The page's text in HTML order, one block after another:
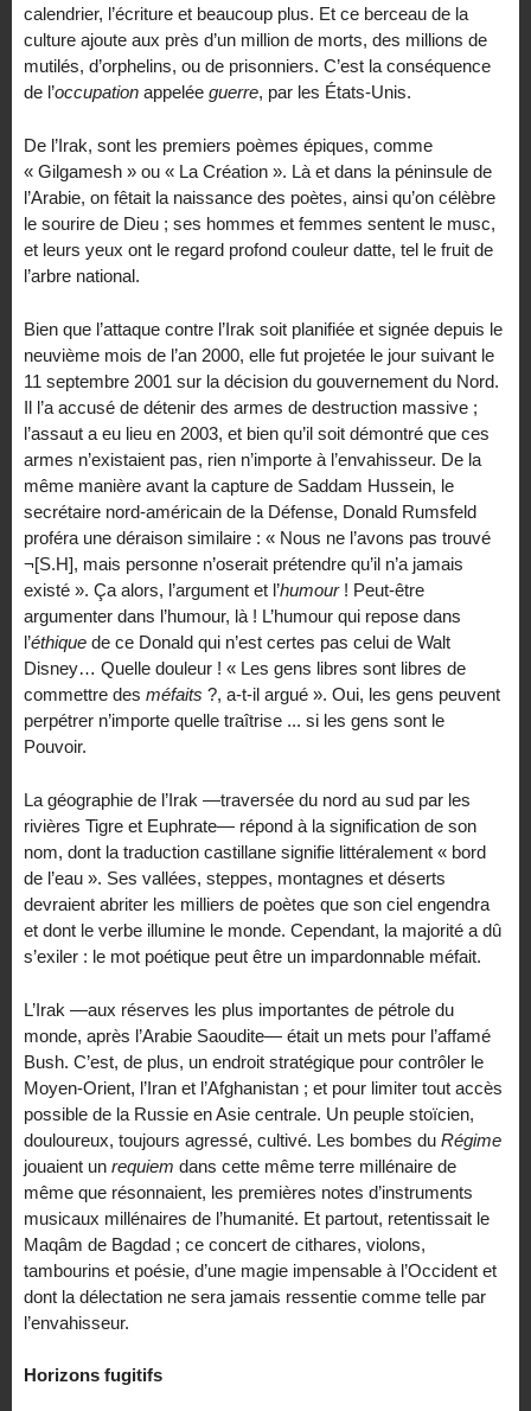
calendrier, l’écriture et beaucoup plus. Et ce berceau de la
culture ajoute aux près d’un million de morts, des millions de
mutilés, d’orphelins, ou de prisonniers. C’est la conséquence
de l’occupation appelée guerre, par les États-Unis.
De l’Irak, sont les premiers poèmes épiques, comme
« Gilgamesh » ou « La Création ». Là et dans la péninsule de
l’Arabie, on fêtait la naissance des poètes, ainsi qu’on célèbre
le sourire de Dieu ; ses hommes et femmes sentent le musc,
et leurs yeux ont le regard profond couleur datte, tel le fruit de
l’arbre national.
Bien que l’attaque contre l’Irak soit planifiée et signée depuis le
neuvième mois de l’an 2000, elle fut projetée le jour suivant le
11 septembre 2001 sur la décision du gouvernement du Nord.
Il l’a accusé de détenir des armes de destruction massive ;
l’assaut a eu lieu en 2003, et bien qu’il soit démontré que ces
armes n’existaient pas, rien n’importe à l’envahisseur. De la
même manière avant la capture de Saddam Hussein, le
secrétaire nord-américain de la Défense, Donald Rumsfeld
proféra une déraison similaire : « Nous ne l’avons pas trouvé
¬[S.H], mais personne n’oserait prétendre qu’il n’a jamais
existé ». Ça alors, l’argument et l’humour! Peut-être
argumenter dans l’humour, là ! L’humour qui repose dans
l’éthique de ce Donald qui n’est certes pas celui de Walt
Disney… Quelle douleur ! « Les gens libres sont libres de
commettre des méfaits ?, a-t-il argué ». Oui, les gens peuvent
perpétrer n’importe quelle traîtrise ... si les gens sont le
Pouvoir.
La géographie de l’Irak —traversée du nord au sud par les
rivières Tigre et Euphrate— répond à la signification de son
nom, dont la traduction castillane signifie littéralement « bord
de l’eau ». Ses vallées, steppes, montagnes et déserts
devraient abriter les milliers de poètes que son ciel engendra
et dont le verbe illumine le monde. Cependant, la majorité a dû
s’exiler : le mot poétique peut être un impardonnable méfait.
L’Irak —aux réserves les plus importantes de pétrole du
monde, après l’Arabie Saoudite— était un mets pour l’affamé
Bush. C’est, de plus, un endroit stratégique pour contrôler le
Moyen-Orient, l’Iran et l’Afghanistan ; et pour limiter tout accès
possible de la Russie en Asie centrale. Un peuple stoïcien,
douloureux, toujours agressé, cultivé. Les bombes du Régime
jouaient un requiem dans cette même terre millénaire de
même que résonnaient, les premières notes d’instruments
musicaux millénaires de l’humanité. Et partout, retentissait le
Maqâm de Bagdad ; ce concert de cithares, violons,
tambourins et poésie, d’une magie impensable à l’Occident et
dont la délectation ne sera jamais ressentie comme telle par
l’envahisseur.
Horizons fugitifs